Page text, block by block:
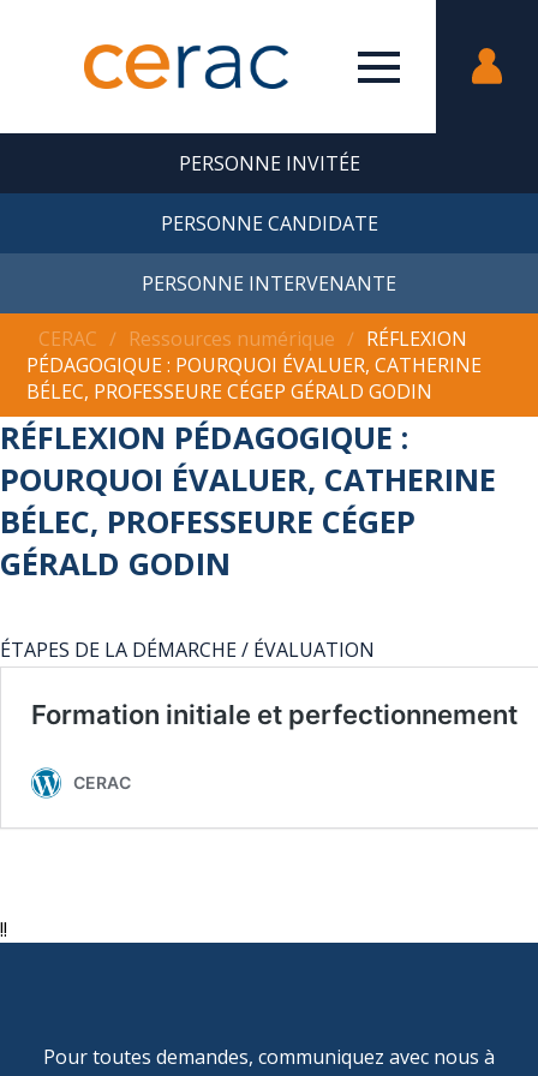
PERSONNE INVITÉE
PERSONNE CANDIDATE
PERSONNE INTERVENANTE
CERAC ∕ Ressources numérique ∕ RÉFLEXION
PÉDAGOGIQUE : POURQUOI ÉVALUER, CATHERINE
BÉLEC, PROFESSEURE CÉGEP GÉRALD GODIN
RÉFLEXION PÉDAGOGIQUE :
POURQUOI ÉVALUER, CATHERINE
BÉLEC, PROFESSEURE CÉGEP
GÉRALD GODIN
ÉTAPES DE LA DÉMARCHE / ÉVALUATION
!!
Pour toutes demandes, communiquez avec nous à